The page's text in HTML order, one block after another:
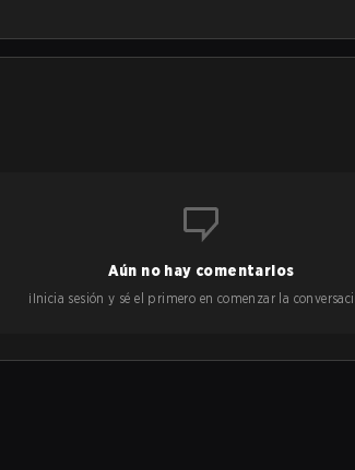
Aún no hay comentarios
¡Inicia sesión y sé el primero en comenzar la